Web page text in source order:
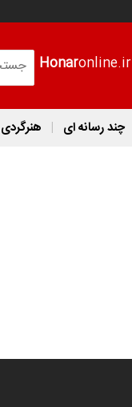
Honaronline.ir
چند رسانه ای هنرگردی